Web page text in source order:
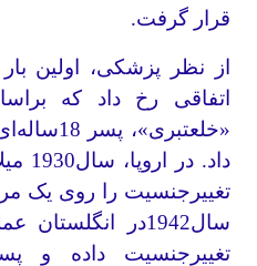
قرار گرفت.
اتفاقی رخ داد که
تغییر‌جنسیت را روی یک
سال1942در
تغییرجنسیت داده و